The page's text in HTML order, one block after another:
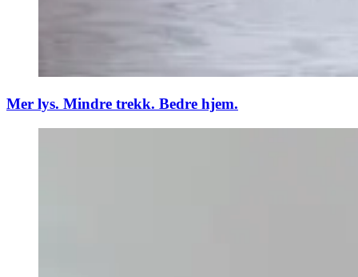
Mer lys. Mindre trekk. Bedre hjem.